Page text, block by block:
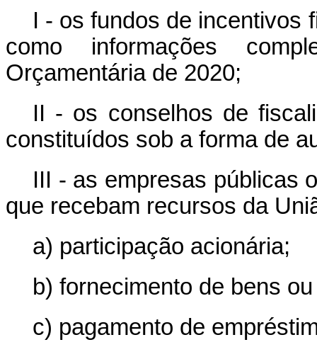
I - os fundos de incentivos
como informações
Orçamentária de 2020;
II - os conselhos de
constituídos sob a forma de
III - as empresas públicas
que recebam recursos da
a) participação acionária;
b) fornecimento de bens
c) pagamento de